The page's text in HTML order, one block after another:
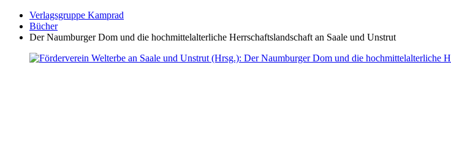
Verlagsgruppe Kamprad
Bücher
Der Naumburger Dom und die hochmittelalterliche Herrschaftslandschaft an Saale und Unstrut